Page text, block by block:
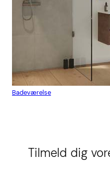
Badeværelse
Tilmeld dig